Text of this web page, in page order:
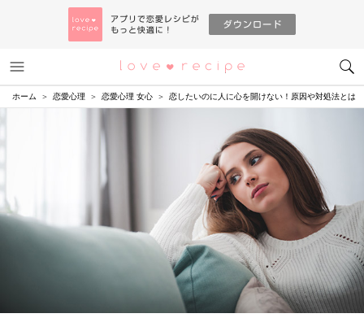
恋愛レシピ
ホーム 恋愛心理 恋愛心理 女心 恋したいのに人に心を開けない！原因や対処法とは